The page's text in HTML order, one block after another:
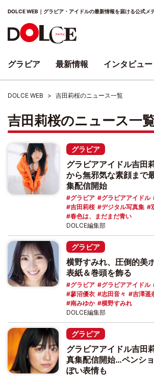
DOLCE WEB｜グラビア・アイドルの最新情報を届ける公式メ
DOLCE WEB 吉田莉桜のニュース一覧
吉田莉桜のニュース一
グラビア
グラビアアイドル吉田
から無邪気な素顔まで
集配信開始
グラビア グラビアアイドル
吉田莉桜
デジタル写真集
春色は、まだまだ青い
DOLCE編集部
グラビア
横野すみれ、圧倒的美
表紙＆巻頭を飾る
グラビア グラビアアイドル
蓼沼優衣
志田音々 吉澤遥
南みゆか
横野すみれ
DOLCE編集部
グラビア
グラビアアイドル吉田
真集配信開始…ペンシ
ぽい表情も
グラビア 最新情報 インタビュー